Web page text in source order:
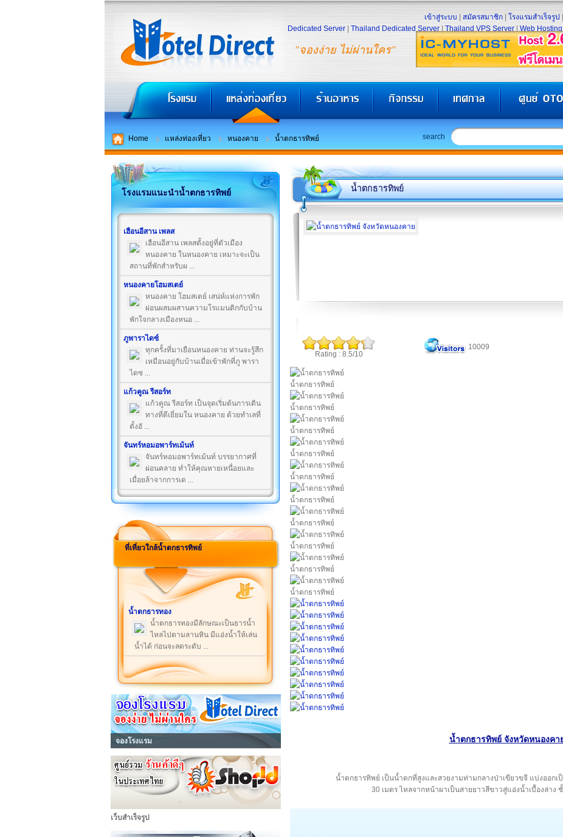
"จองง่าย ไม่ผ่านใคร"
เข้าสู่ระบบ สมัครสมาชิก โรงแรมสำเร็จรูป
Dedicated Server
Thailand Dedicated Server Thailand VPS Server Web Hosting
Home แหล่งท่องเที่ยว หนองคาย น้ำตกธารทิพย์ search
โรงแรมแนะนำน้ำตกธารทิพย์
เฮือนอีสาน เพลส
เฮือนอีสาน เพลสตั้งอยู่ที่ตัวเมือง
หนองคาย ในหนองคาย เหมาะจะเป็น
สถานที่พักสำหรับผ ...
หนองคายโฮมสเตย์
หนองคาย โฮมสเตย์ เสน่ห์แห่งการพัก
ผ่อนผสมผสานความโรแมนติกกับบ้าน
พักใจกลางเมืองหนอ ...
ภูพาราไดซ์
ทุกครั้งที่มาเยือนหนองคาย ท่านจะรู้สึก
เหมือนอยู่กับบ้านเมื่อเข้าพักที่ภู พารา
ไดซ ...
แก้วคูณ รีสอร์ท
แก้วคูณ รีสอร์ท เป็นจุดเริ่มต้นการเดิน
ทางที่ดีเยี่ยมใน หนองคาย ด้วยทำเลที่
ตั้งอั ...
จันทร์หอมอพาร์ทเม้นท์
จันทร์หอมอพาร์ทเม้นท์ บรรยากาศที่
ผ่อนคลาย ทำให้คุณหายเหนื่อยและ
เมื่อยล้าจากการเด ...
ที่เที่ยวใกล้น้ำตกธารทิพย์
น้ำตกธารทอง
น้ำตกธารทองมีลักษณะเป็นธารน้ำ
ไหลไปตามลานหิน มีแอ่งน้ำให้เล่น
น้ำได้ ก่อนจะลดระดับ ...
จองโรงแรม
เว็บสำเร็จรูป
น้ำตกธารทิพย์
Rating : 8.5/10
10009
น้ำตกธารทิพย์
น้ำตกธารทิพย์
น้ำตกธารทิพย์
น้ำตกธารทิพย์
น้ำตกธารทิพย์
น้ำตกธารทิพย์
น้ำตกธารทิพย์
น้ำตกธารทิพย์
น้ำตกธารทิพย์
น้ำตกธารทิพย์
น้ำตกธารทิพย์ จังหวัดหนองคา
น้ำตกธารทิพย์ เป็นน้ำตกที่สูงและสวยงามท่ามกลางป่าเขียวขจี แบ่งออก
30 เมตร ไหลจากหน้าผาเป็นสายยาวสีขาวสู่แอ่งน้ำเบื้องล่าง